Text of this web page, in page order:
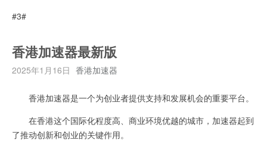
#3#
香港加速器最新版
2025年1月16日 香港加速器
香港加速器是一个为创业者提供支持和发展机会的重要平台。
在香港这个国际化程度高、商业环境优越的城市，加速器起到
了推动创新和创业的关键作用。